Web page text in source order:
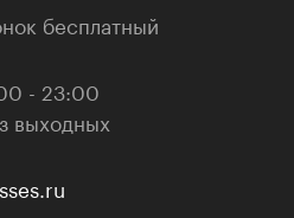
бесплатный
- 23:00
выходных